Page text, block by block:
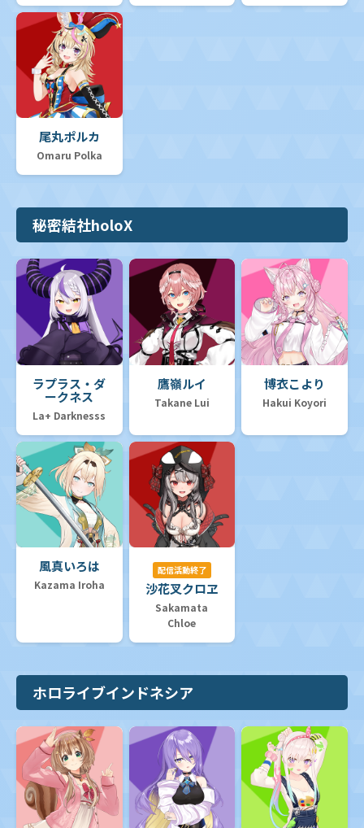
尾丸ポルカ
Omaru Polka
秘密結社holoX
ラプラス・ダ
ークネス
La+ Darknesss
鷹嶺ルイ
Takane Lui
博衣こより
Hakui Koyori
風真いろは
Kazama Iroha
配信活動終了
沙花叉クロヱ
Sakamata
Chloe
ホロライブインドネシア